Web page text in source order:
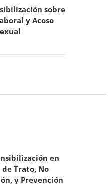
sobre
y Acoso
en
de Trato, No
y Prevención